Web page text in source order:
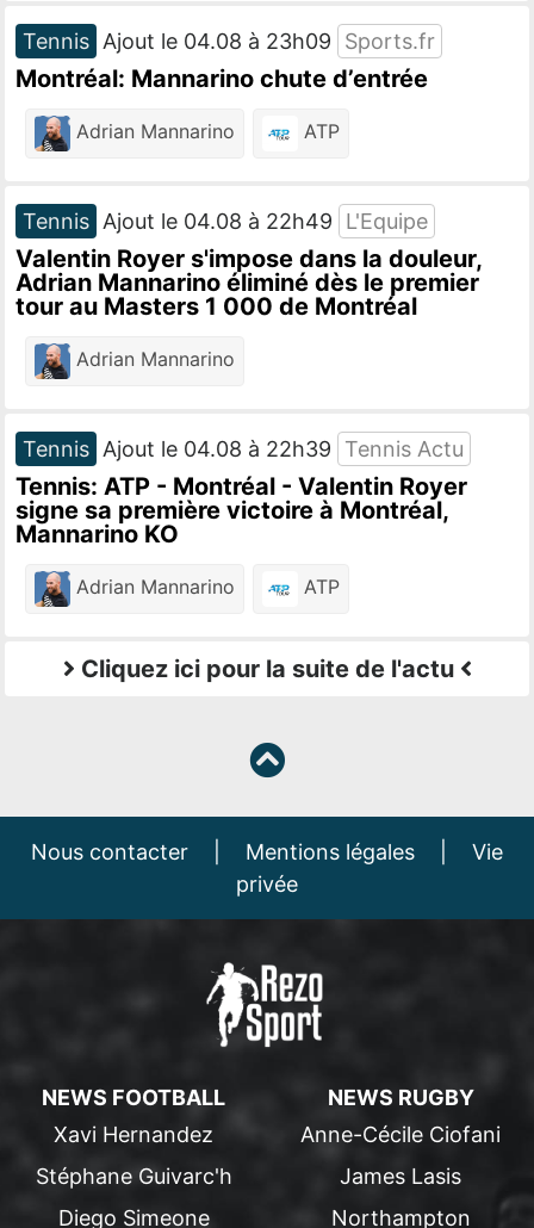
Tennis Ajout le 04.08 à 23h09 Sports.fr
Montréal: Mannarino chute d’entrée
Adrian Mannarino ATP
Tennis Ajout le 04.08 à 22h49 L'Equipe
Valentin Royer s'impose dans la douleur,
Adrian Mannarino éliminé dès le premier
tour au Masters 1 000 de Montréal
Adrian Mannarino
Tennis Ajout le 04.08 à 22h39 Tennis Actu
Tennis: ATP - Montréal - Valentin Royer
signe sa première victoire à Montréal,
Mannarino KO
Adrian Mannarino ATP
Cliquez ici pour la suite de l'actu
Nous contacter Mentions légales
Vie
privée
NEWS FOOTBALL
Xavi Hernandez
Stéphane Guivarc'h
Diego Simeone
NEWS RUGBY
Anne-Cécile Ciofani
James Lasis
Northampton